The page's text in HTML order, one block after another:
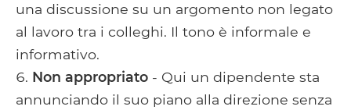
una discussione su un argomento non legato
al lavoro tra i colleghi. Il tono è informale e
informativo.
Non appropriato - Qui un dipendente sta
annunciando il suo piano alla direzione senza